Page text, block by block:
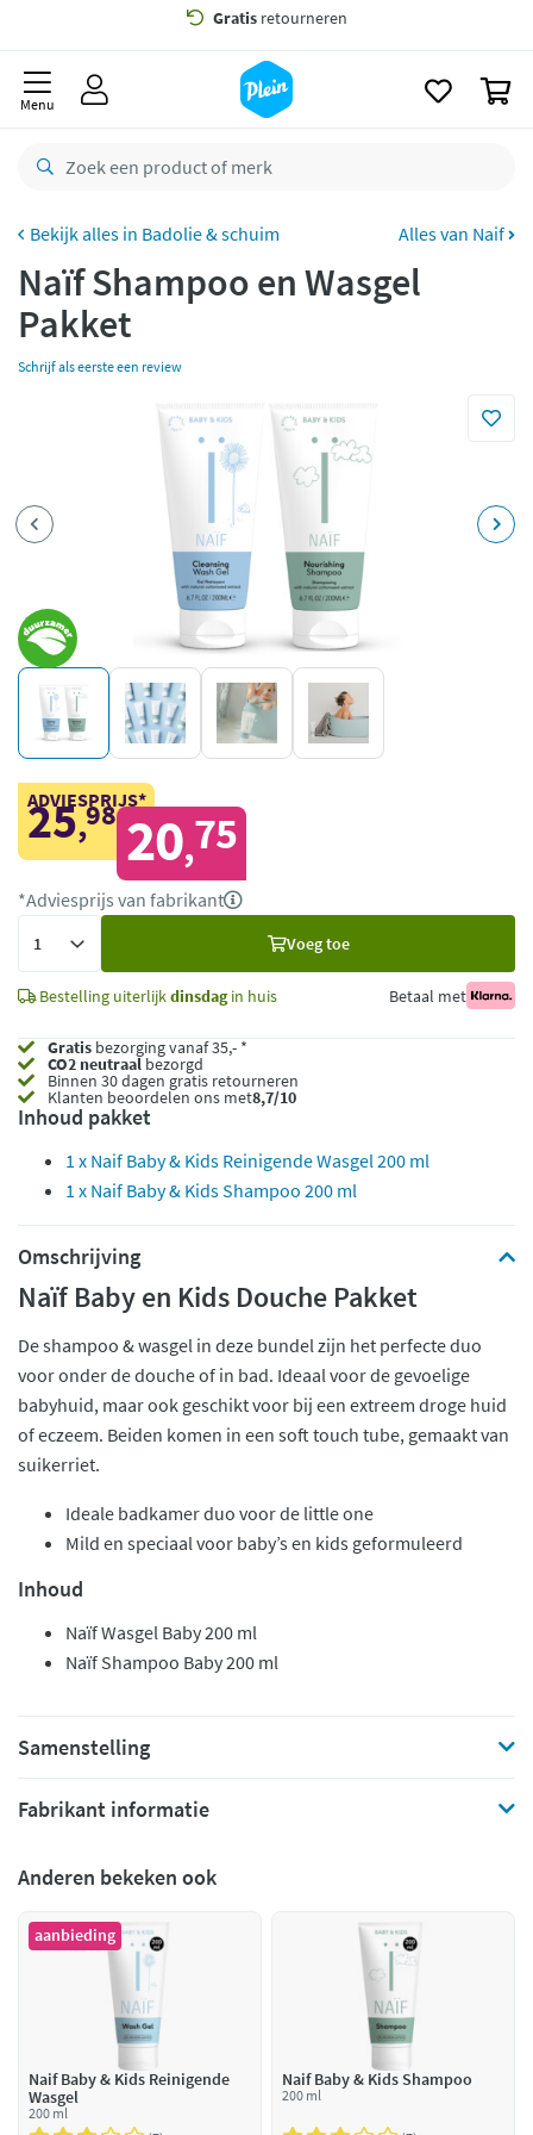
Gratisbezorging vanaf 35,- *
Bestelling uiterlijkdinsdag
retourneren
CO2 neutraal
Betaal met Klarna
Menu
Badolie & schuim Alles van Naif
Naïf Shampoo en Wasgel
Pakket
Schrijf als eerste een review
ADVIESPRIJS*
25,98 20,75
*Adviesprijs van fabrikant
Voeg toe
Bestelling uiterlijkdinsdagin huis Betaal met
Gratis bezorging vanaf 35,- *
CO2 neutraalbezorgd
Binnen 30 dagen gratis retourneren
Klanten beoordelen ons met8,7/10
Inhoud pakket
1 x Naif Baby & Kids Reinigende Wasgel 200 ml
1 x Naif Baby & Kids Shampoo 200 ml
Omschrijving
Naïf Baby en Kids Douche Pakket
De shampoo & wasgel in deze bundel zijn het perfecte duo
voor onder de douche of in bad. Ideaal voor de gevoelige
babyhuid, maar ook geschikt voor bij een extreem droge huid
of eczeem. Beiden komen in een soft touch tube, gemaakt van
suikerriet.
Ideale badkamer duo voor de little one
Mild en speciaal voor baby’s en kids geformuleerd
Inhoud
Naïf Wasgel Baby 200 ml
Naïf Shampoo Baby 200 ml
Samenstelling
Fabrikant informatie
Anderen bekeken ook
aanbieding
Naif Baby & Kids Reinigende
Wasgel
200 ml
Naif Baby & Kids Shampoo
200 ml